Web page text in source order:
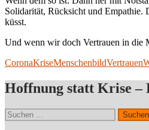
Solidarität, Rücksicht und Empathie.
küsst.
Und wenn wir doch Vertrauen in die
CoronaKriseMenschenbildVertrauen
Hoffnung statt Krise –
Suchen
nach: